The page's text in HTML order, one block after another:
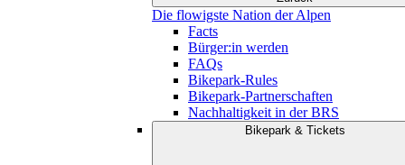
Die flowigste Nation der Alpen
Facts
Bürger:in werden
FAQs
Bikepark-Rules
Bikepark-Partnerschaften
Nachhaltigkeit in der BRS
Bikepark & Tickets